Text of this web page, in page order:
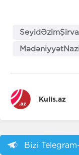
Kulis.az
Bizi